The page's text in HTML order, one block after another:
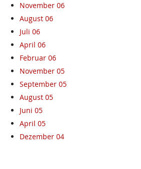
November 06
August 06
Juli 06
April 06
Februar 06
November 05
September 05
August 05
Juni 05
April 05
Dezember 04